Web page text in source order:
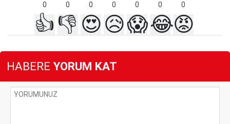
0 0 0 0 0 0 0
👍 👎 😍😥😱😂😡
HABERE YORUM KAT